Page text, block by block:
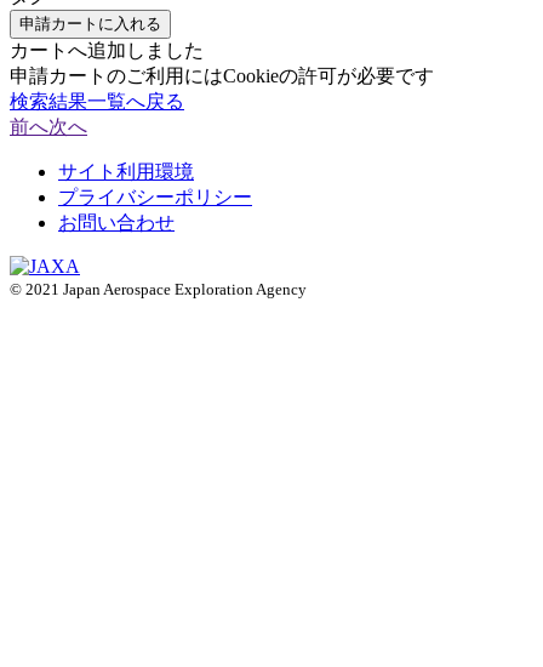
申請カートに入れる
カートへ追加しました
申請カートのご利用にはCookieの許可が必要です
検索結果一覧へ戻る
前へ次へ
サイト利用環境
プライバシーポリシー
お問い合わせ
© 2021 Japan Aerospace Exploration Agency